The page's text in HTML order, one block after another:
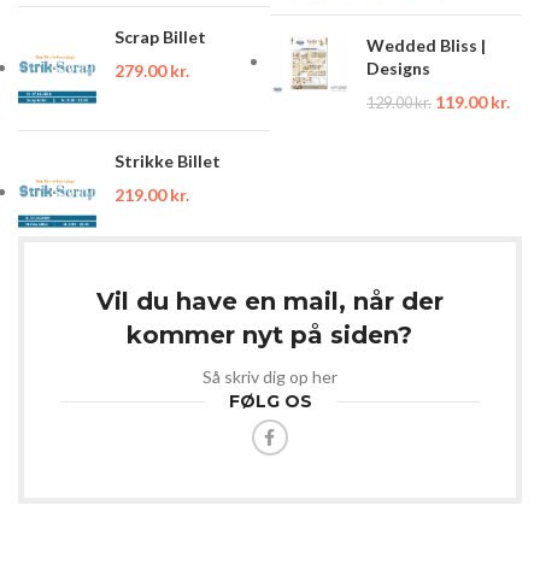
Scrap Billet
279.00kr.
Strikke Billet
219.00kr.
Wedded Bliss |
Designs
129.00kr. 119.00kr.
Vil du have en mail, når der
kommer nyt på siden?
Så skriv dig op her
FØLG OS